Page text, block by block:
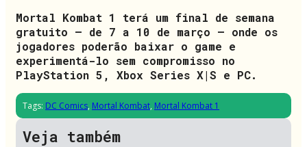
Mortal Kombat 1 terá um final de semana
gratuito – de 7 a 10 de março – onde os
jogadores poderão baixar o game e
experimentá-lo sem compromisso no
PlayStation 5, Xbox Series X|S e PC.
Tags: DC Comics, Mortal Kombat, Mortal Kombat 1
Veja também